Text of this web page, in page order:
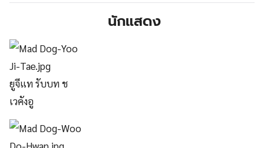
นักแสดง
ยูจีแท รับบท ช
เวคังอู